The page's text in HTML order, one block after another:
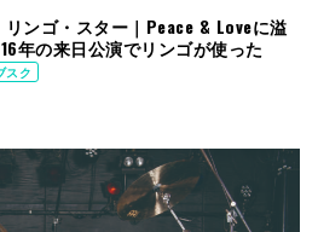
リンゴ・スター｜Peace & Loveに溢
年の来日公演でリンゴが使った
スク